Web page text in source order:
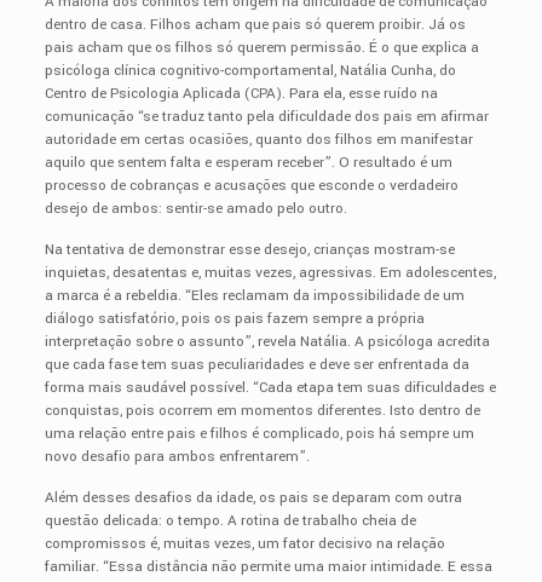
dentro de casa. Filhos acham que pais só querem proibir. Já os
pais acham que os filhos só querem permissão. É o que explica a
psicóloga clínica cognitivo-comportamental, Natália Cunha, do
Centro de Psicologia Aplicada (CPA). Para ela, esse ruído na
comunicação “se traduz tanto pela dificuldade dos pais em afirmar
autoridade em certas ocasiões, quanto dos filhos em manifestar
aquilo que sentem falta e esperam receber”. O resultado é um
processo de cobranças e acusações que esconde o verdadeiro
desejo de ambos: sentir-se amado pelo outro.
Na tentativa de demonstrar esse desejo, crianças mostram-se
inquietas, desatentas e, muitas vezes, agressivas. Em adolescentes,
a marca é a rebeldia. “Eles reclamam da impossibilidade de um
diálogo satisfatório, pois os pais fazem sempre a própria
interpretação sobre o assunto”, revela Natália. A psicóloga acredita
que cada fase tem suas peculiaridades e deve ser enfrentada da
forma mais saudável possível. “Cada etapa tem suas dificuldades e
conquistas, pois ocorrem em momentos diferentes. Isto dentro de
uma relação entre pais e filhos é complicado, pois há sempre um
novo desafio para ambos enfrentarem”.
Além desses desafios da idade, os pais se deparam com outra
questão delicada: o tempo. A rotina de trabalho cheia de
compromissos é, muitas vezes, um fator decisivo na relação
familiar. “Essa distância não permite uma maior intimidade. E essa